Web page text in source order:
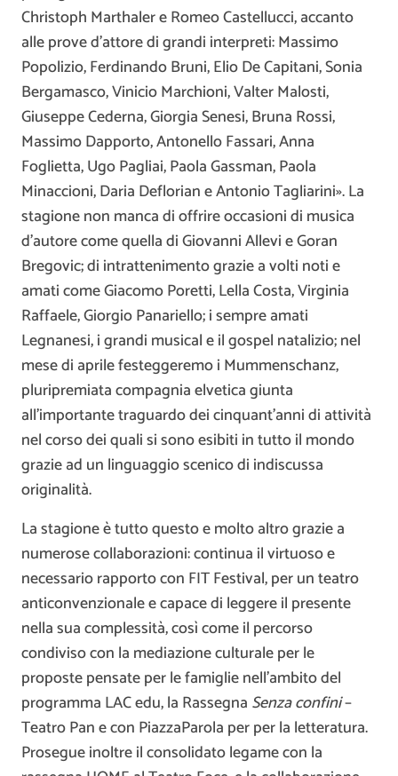
Christoph Marthaler e Romeo Castellucci, accanto
alle prove d’attore di grandi interpreti: Massimo
Popolizio, Ferdinando Bruni, Elio De Capitani, Sonia
Bergamasco, Vinicio Marchioni, Valter Malosti,
Giuseppe Cederna, Giorgia Senesi, Bruna Rossi,
Massimo Dapporto, Antonello Fassari, Anna
Foglietta, Ugo Pagliai, Paola Gassman, Paola
Minaccioni, Daria Deflorian e Antonio Tagliarini». La
stagione non manca di offrire occasioni di musica
d’autore come quella di Giovanni Allevi e Goran
Bregovic; di intrattenimento grazie a volti noti e
amati come Giacomo Poretti, Lella Costa, Virginia
Raffaele, Giorgio Panariello; i sempre amati
Legnanesi, i grandi musical e il gospel natalizio; nel
mese di aprile festeggeremo i Mummenschanz,
pluripremiata compagnia elvetica giunta
all’importante traguardo dei cinquant’anni di attività
nel corso dei quali si sono esibiti in tutto il mondo
grazie ad un linguaggio scenico di indiscussa
originalità.
La stagione è tutto questo e molto altro grazie a
numerose collaborazioni: continua il virtuoso e
necessario rapporto con FIT Festival, per un teatro
anticonvenzionale e capace di leggere il presente
nella sua complessità, così come il percorso
condiviso con la mediazione culturale per le
proposte pensate per le famiglie nell’ambito del
programma LAC edu, la Rassegna Senza confini–
Teatro Pan e con PiazzaParola per per la letteratura.
Prosegue inoltre il consolidato legame con la